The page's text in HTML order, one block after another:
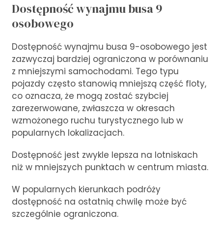
Dostępność wynajmu busa 9
osobowego
Dostępność wynajmu busa 9-osobowego jest
zazwyczaj bardziej ograniczona w porównaniu
z mniejszymi samochodami. Tego typu
pojazdy często stanowią mniejszą część floty,
co oznacza, że mogą zostać szybciej
zarezerwowane, zwłaszcza w okresach
wzmożonego ruchu turystycznego lub w
popularnych lokalizacjach.
Dostępność jest zwykle lepsza na lotniskach
niż w mniejszych punktach w centrum miasta.
W popularnych kierunkach podróży
dostępność na ostatnią chwilę może być
szczególnie ograniczona.